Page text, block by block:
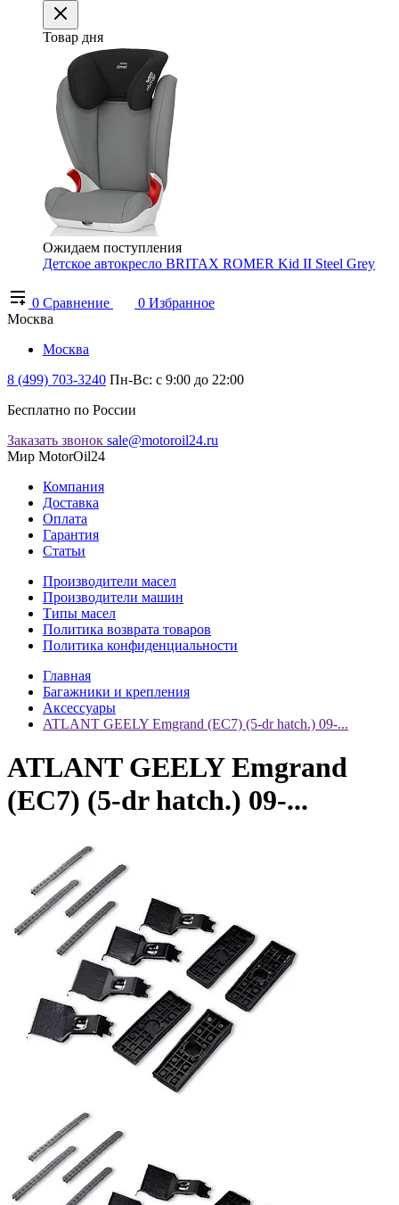
Товар дня
Ожидаем поступления
Детское автокресло BRITAX ROMER Kid II Steel Grey
0 Сравнение 0 Избранное
Москва
Москва
8 (499) 703-3240 Пн-Вс: с 9:00 до 22:00
Бесплатно по России
Заказать звонок sale@motoroil24.ru
Мир MotorOil24
Компания
Доставка
Оплата
Гарантия
Статьи
Производители масел
Производители машин
Типы масел
Политика возврата товаров
Политика конфиденциальности
Главная
Багажники и крепления
Аксессуары
ATLANT GEELY Emgrand (EC7) (5-dr hatch.) 09-...
ATLANT GEELY Emgrand
(EC7) (5-dr hatch.) 09-...